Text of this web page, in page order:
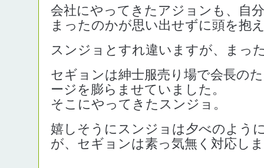
会社にやってきたアジョンも、自
まったのかが思い出せずに頭を抱
スンジョとすれ違いますが、まっ
セギョンは紳士服売り場で会長の
ージを膨らませていました。
そこにやってきたスンジョ。
嬉しそうにスンジョは夕べのよう
が、セギョンは素っ気無く対応し